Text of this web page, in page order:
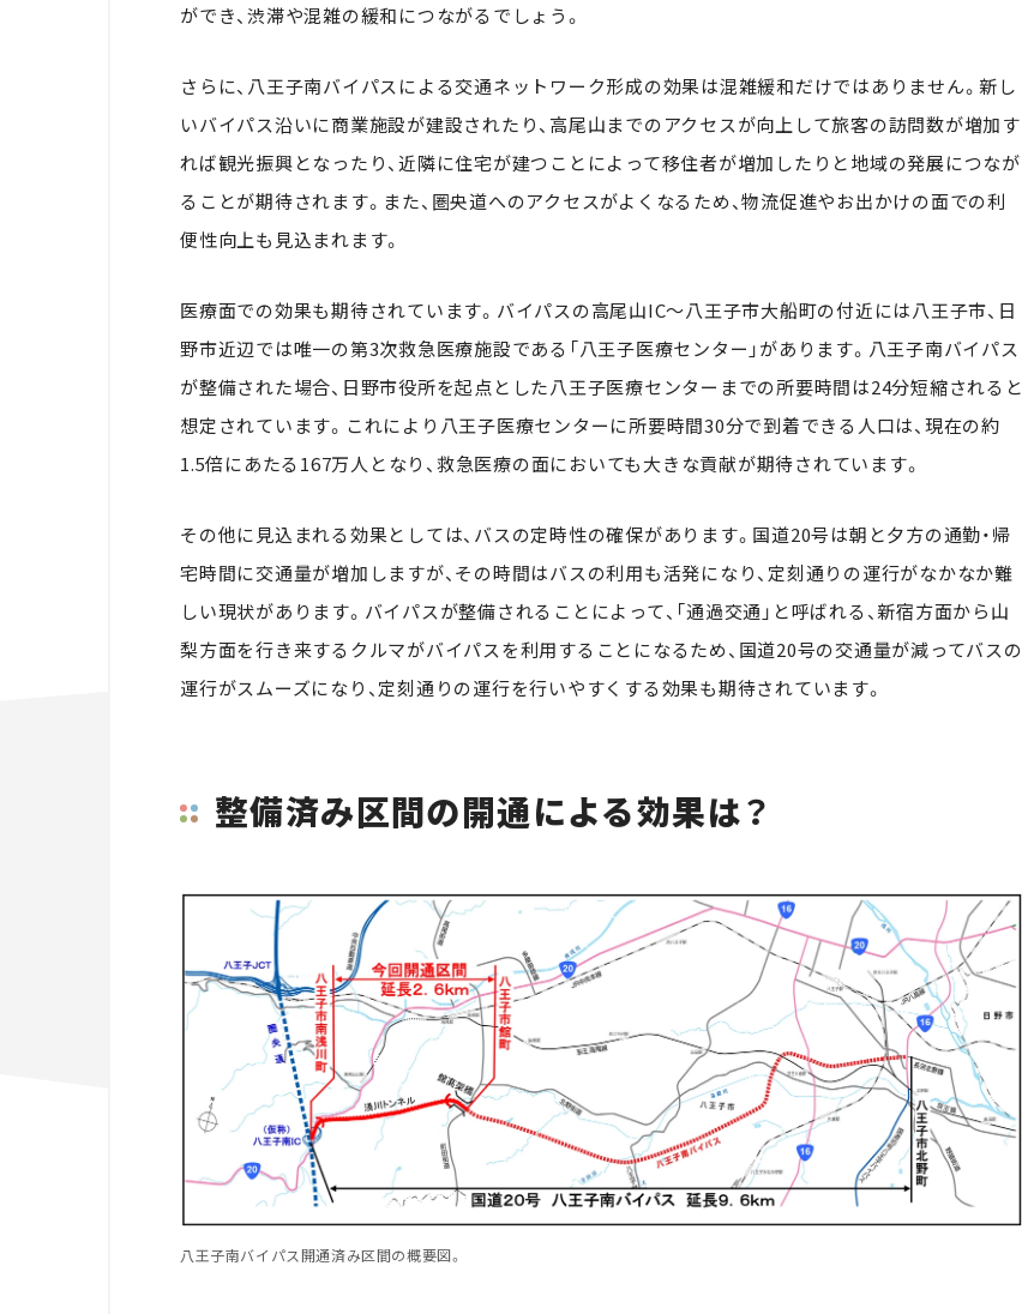
ができ、渋滞や混雑の緩和につながるでしょう。
さらに、八王子南バイパスによる交通ネットワーク形成の効果は混雑緩和だけではありません。新し
いバイパス沿いに商業施設が建設されたり、高尾山までのアクセスが向上して旅客の訪問数が増加す
れば観光振興となったり、近隣に住宅が建つことによって移住者が増加したりと地域の発展につなが
ることが期待されます。また、圏央道へのアクセスがよくなるため、物流促進やお出かけの面での利
便性向上も見込まれます。
医療面での効果も期待されています。バイパスの高尾山IC〜八王子市大船町の付近には八王子市、日
野市近辺では唯一の第3次救急医療施設である「八王子医療センター」があります。八王子南バイパス
が整備された場合、日野市役所を起点とした八王子医療センターまでの所要時間は24分短縮されると
想定されています。これにより八王子医療センターに所要時間30分で到着できる人口は、現在の約
1.5倍にあたる167万人となり、救急医療の面においても大きな貢献が期待されています。
その他に見込まれる効果としては、バスの定時性の確保があります。国道20号は朝と夕方の通勤・帰
宅時間に交通量が増加しますが、その時間はバスの利用も活発になり、定刻通りの運行がなかなか難
しい現状があります。バイパスが整備されることによって、「通過交通」と呼ばれる、新宿方面から山
梨方面を行き来するクルマがバイパスを利用することになるため、国道20号の交通量が減ってバスの
運行がスムーズになり、定刻通りの運行を行いやすくする効果も期待されています。
整備済み区間の開通による効果は？
八王子南バイパス開通済み区間の概要図。